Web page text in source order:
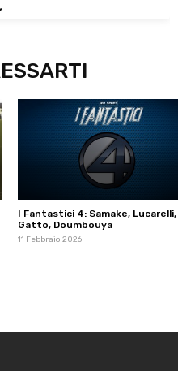
I Fantastici 4: Samake, Lucarelli,
Gatto, Doumbouya
11 Febbraio 2026